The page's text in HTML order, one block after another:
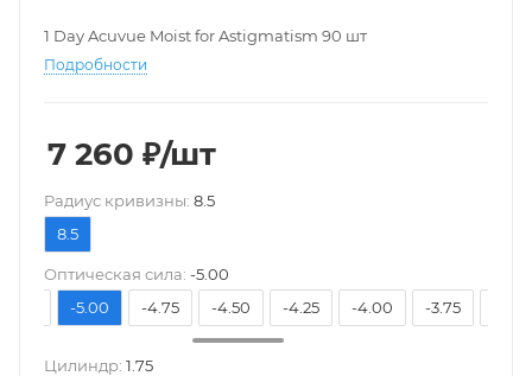
1 Day Acuvue Moist for Astigmatism 90 шт
Подробности
7 260 ₽/шт
Pадиус кривизны: 8.5
8.5
Оптическая сила: -5.00
-5.00 -4.75 -4.50 -4.25 -4.00 -3.75
Цилиндр: 1.75